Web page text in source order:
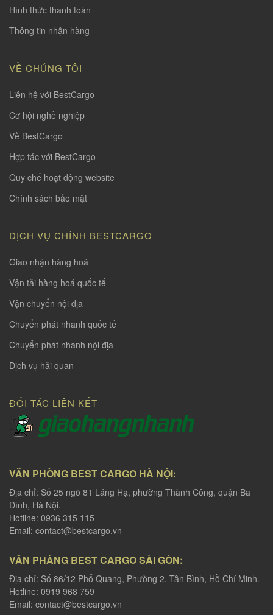
Hình thức thanh toàn
Thông tin nhận hàng
VỀ CHÚNG TÔI
Liên hệ với BestCargo
Cơ hội nghề nghiệp
Về BestCargo
Hợp tác với BestCargo
Quy chế hoạt động website
Chính sách bảo mật
DỊCH VỤ CHÍNH BESTCARGO
Giao nhận hàng hoá
Vận tải hàng hoá quốc tế
Vận chuyển nội địa
Chuyển phát nhanh quốc tế
Chuyển phát nhanh nội địa
Dịch vụ hải quan
ĐỐI TÁC LIÊN KẾT
VĂN PHÒNG BEST CARGO HÀ NỘI:
Địa chỉ: Số 25 ngõ 81 Láng Hạ, phường Thành Công, quận Ba
Đình, Hà Nội.
Hotline: 0936 315 115
Email: contact@bestcargo.vn
VĂN PHÀNG BEST CARGO SÀI GÒN:
Địa chỉ: Số 86/12 Phổ Quang, Phường 2, Tân Bình, Hồ Chí Minh.
Hotline: 0919 968 759
Email: contact@bestcargo.vn